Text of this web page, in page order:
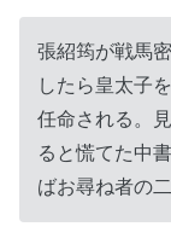
張紹筠が戦馬
したら皇太子
任命される。
ると慌てた中
ばお尋ね者の